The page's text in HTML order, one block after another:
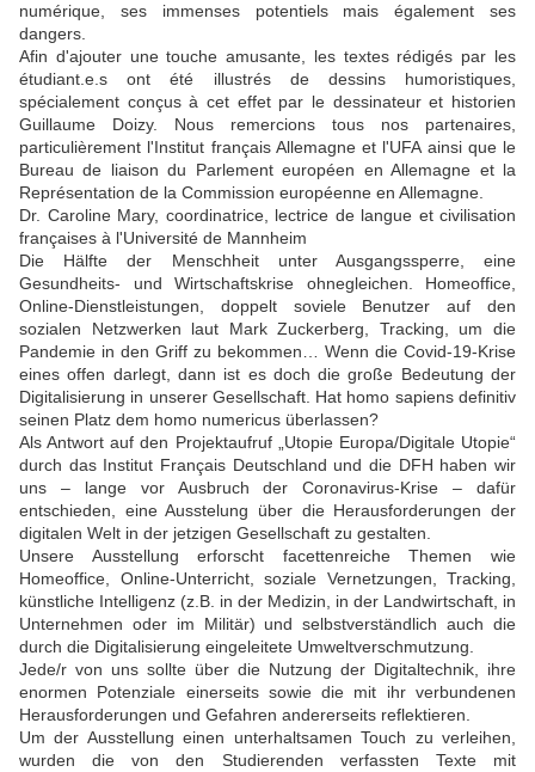
numérique, ses immenses potentiels mais également ses
dangers.
Afin d'ajouter une touche amusante, les textes rédigés par les
étudiant.e.s ont été illustrés de dessins humoristiques,
spécialement conçus à cet effet par le dessinateur et historien
Guillaume Doizy. Nous remercions tous nos partenaires,
particulièrement l'Institut français Allemagne et l'UFA ainsi que le
Bureau de liaison du Parlement européen en Allemagne et la
Représentation de la Commission européenne en Allemagne.
Dr. Caroline Mary, coordinatrice, lectrice de langue et civilisation
françaises à l'Université de Mannheim
Die Hälfte der Menschheit unter Ausgangssperre, eine
Gesundheits- und Wirtschaftskrise ohnegleichen. Homeoffice,
Online-Dienstleistungen, doppelt soviele Benutzer auf den
sozialen Netzwerken laut Mark Zuckerberg, Tracking, um die
Pandemie in den Griff zu bekommen… Wenn die Covid-19-Krise
eines offen darlegt, dann ist es doch die große Bedeutung der
Digitalisierung in unserer Gesellschaft. Hat homo sapiens definitiv
seinen Platz dem homo numericus überlassen?
Als Antwort auf den Projektaufruf „Utopie Europa/Digitale Utopie“
durch das Institut Français Deutschland und die DFH haben wir
uns – lange vor Ausbruch der Coronavirus-Krise – dafür
entschieden, eine Ausstelung über die Herausforderungen der
digitalen Welt in der jetzigen Gesellschaft zu gestalten.
Unsere Ausstellung erforscht facettenreiche Themen wie
Homeoffice, Online-Unterricht, soziale Vernetzungen, Tracking,
künstliche Intelligenz (z.B. in der Medizin, in der Landwirtschaft, in
Unternehmen oder im Militär) und selbstverständlich auch die
durch die Digitalisierung eingeleitete Umweltverschmutzung.
Jede/r von uns sollte über die Nutzung der Digitaltechnik, ihre
enormen Potenziale einerseits sowie die mit ihr verbundenen
Herausforderungen und Gefahren andererseits reflektieren.
Um der Ausstellung einen unterhaltsamen Touch zu verleihen,
wurden die von den Studierenden verfassten Texte mit